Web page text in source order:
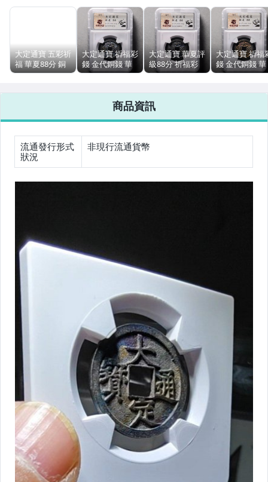
女包精品與女鞋
大定通寶 五彩祈
福 華夏88分 銅
質古錢幣 評級幣
大定通寶 祈福彩
錢 金代銅錢 華
夏評級88分 開
大定通寶 華夏評
級88分 祈福彩
開放盒 X光完美
大定通寶 祈福
錢 金代銅錢 華
夏評級88分 開
商品資訊
流通發行形式
狀況
非現行流通貨幣